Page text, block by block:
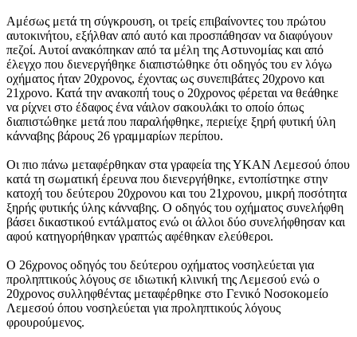
Αμέσως μετά τη σύγκρουση, οι τρείς επιβαίνοντες του πρώτου
αυτοκινήτου, εξήλθαν από αυτό και προσπάθησαν να διαφύγουν
πεζοί. Αυτοί ανακόπηκαν από τα μέλη της Αστυνομίας και από
έλεγχο που διενεργήθηκε διαπιστώθηκε ότι οδηγός του εν λόγω
οχήματος ήταν 20χρονος, έχοντας ως συνεπιβάτες 20χρονο και
21χρονο. Κατά την ανακοπή τους ο 20χρονος φέρεται να θεάθηκε
να ρίχνει στο έδαφος ένα νάιλον σακουλάκι το οποίο όπως
διαπιστώθηκε μετά που παραλήφθηκε, περιείχε ξηρή φυτική ύλη
κάνναβης βάρους 26 γραμμαρίων περίπου.
Οι πιο πάνω μεταφέρθηκαν στα γραφεία της ΥΚΑΝ Λεμεσού όπου
κατά τη σωματική έρευνα που διενεργήθηκε, εντοπίστηκε στην
κατοχή του δεύτερου 20χρονου και του 21χρονου, μικρή ποσότητα
ξηρής φυτικής ύλης κάνναβης. Ο οδηγός του οχήματος συνελήφθη
βάσει δικαστικού εντάλματος ενώ οι άλλοι δύο συνελήφθησαν και
αφού κατηγορήθηκαν γραπτώς αφέθηκαν ελεύθεροι.
Ο 26χρονος οδηγός του δεύτερου οχήματος νοσηλεύεται για
προληπτικούς λόγους σε ιδιωτική κλινική της Λεμεσού ενώ ο
20χρονος συλληφθέντας μεταφέρθηκε στο Γενικό Νοσοκομείο
Λεμεσού όπου νοσηλεύεται για προληπτικούς λόγους
φρουρούμενος.